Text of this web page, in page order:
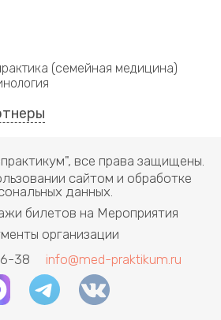
(семейная медицина)
все права защищены.
сайтом и обработке
данных.
билетов на Мероприятия
организации
38
info@med-praktikum.ru